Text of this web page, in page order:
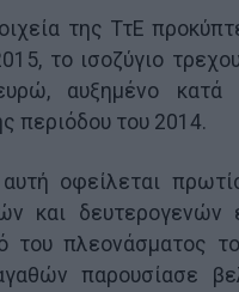
της ΤτΕ
το ισοζύγιο
αυξημένο κατά
περιόδου του 2014.
οφείλεται
και δευτερογενών
του πλεονάσματος
παρουσίασε